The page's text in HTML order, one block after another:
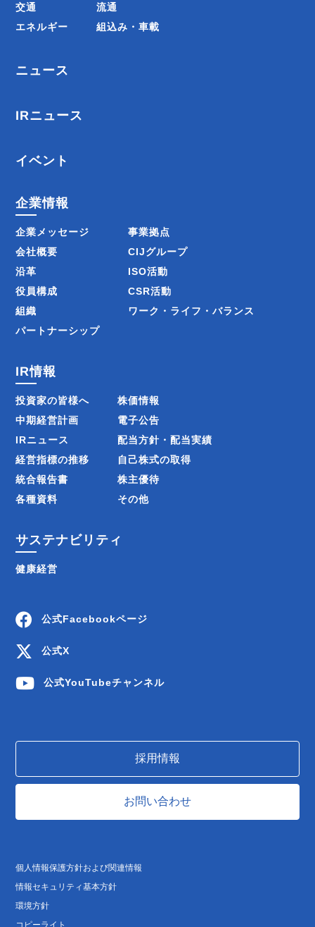
交通
エネルギー
流通
組込み・車載
ニュース
IRニュース
イベント
企業情報
企業メッセージ
会社概要
沿革
役員構成
組織
パートナーシップ
事業拠点
CIJグループ
ISO活動
CSR活動
ワーク・ライフ・バランス
IR情報
投資家の皆様へ
中期経営計画
IRニュース
経営指標の推移
統合報告書
各種資料
株価情報
電子公告
配当方針・配当実績
自己株式の取得
株主優待
その他
サステナビリティ
健康経営
公式Facebookページ
公式X
公式YouTubeチャンネル
採用情報
お問い合わせ
個人情報保護方針および関連情報
情報セキュリティ基本方針
環境方針
コピーライト